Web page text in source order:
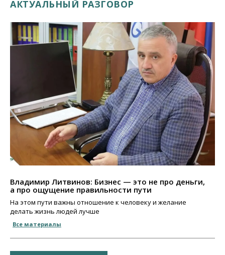
АКТУАЛЬНЫЙ РАЗГОВОР
Владимир Литвинов: Бизнес — это не про деньги,
а про ощущение правильности пути
На этом пути важны отношение к человеку и желание
делать жизнь людей лучше
Все материалы